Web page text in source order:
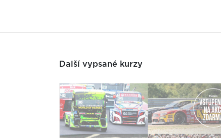
Další vypsané kurzy